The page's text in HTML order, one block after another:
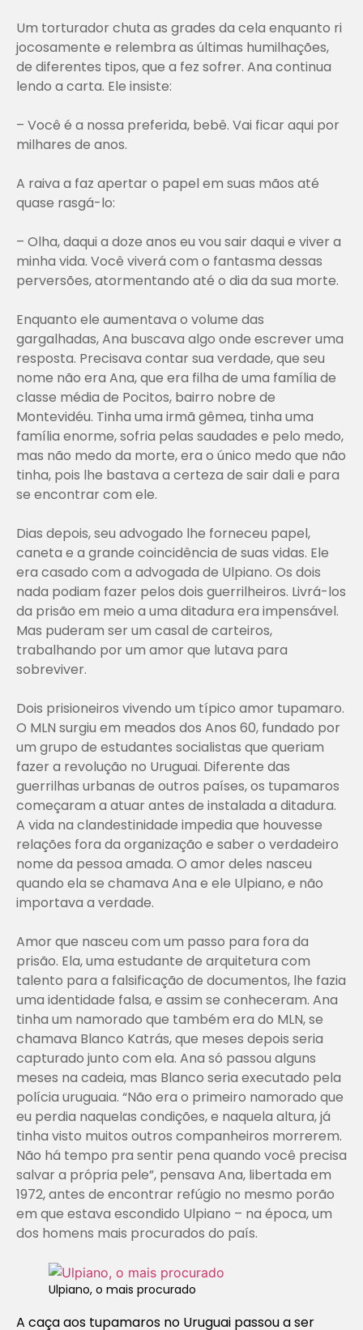
Um torturador chuta as grades da cela enquanto ri
jocosamente e relembra as últimas humilhações,
de diferentes tipos, que a fez sofrer. Ana continua
lendo a carta. Ele insiste:
– Você é a nossa preferida, bebê. Vai ficar aqui por
milhares de anos.
A raiva a faz apertar o papel em suas mãos até
quase rasgá-lo:
– Olha, daqui a doze anos eu vou sair daqui e viver a
minha vida. Você viverá com o fantasma dessas
perversões, atormentando até o dia da sua morte.
Enquanto ele aumentava o volume das
gargalhadas, Ana buscava algo onde escrever uma
resposta. Precisava contar sua verdade, que seu
nome não era Ana, que era filha de uma família de
classe média de Pocitos, bairro nobre de
Montevidéu. Tinha uma irmã gêmea, tinha uma
família enorme, sofria pelas saudades e pelo medo,
mas não medo da morte, era o único medo que não
tinha, pois lhe bastava a certeza de sair dali e para
se encontrar com ele.
Dias depois, seu advogado lhe forneceu papel,
caneta e a grande coincidência de suas vidas. Ele
era casado com a advogada de Ulpiano. Os dois
nada podiam fazer pelos dois guerrilheiros. Livrá-los
da prisão em meio a uma ditadura era impensável.
Mas puderam ser um casal de carteiros,
trabalhando por um amor que lutava para
sobreviver.
Dois prisioneiros vivendo um típico amor tupamaro.
O MLN surgiu em meados dos Anos 60, fundado por
um grupo de estudantes socialistas que queriam
fazer a revolução no Uruguai. Diferente das
guerrilhas urbanas de outros países, os tupamaros
começaram a atuar antes de instalada a ditadura.
A vida na clandestinidade impedia que houvesse
relações fora da organização e saber o verdadeiro
nome da pessoa amada. O amor deles nasceu
quando ela se chamava Ana e ele Ulpiano, e não
importava a verdade.
Amor que nasceu com um passo para fora da
prisão. Ela, uma estudante de arquitetura com
talento para a falsificação de documentos, lhe fazia
uma identidade falsa, e assim se conheceram. Ana
tinha um namorado que também era do MLN, se
chamava Blanco Katrás, que meses depois seria
capturado junto com ela. Ana só passou alguns
meses na cadeia, mas Blanco seria executado pela
polícia uruguaia. “Não era o primeiro namorado que
eu perdia naquelas condições, e naquela altura, já
tinha visto muitos outros companheiros morrerem.
Não há tempo pra sentir pena quando você precisa
salvar a própria pele”, pensava Ana, libertada em
1972, antes de encontrar refúgio no mesmo porão
em que estava escondido Ulpiano – na época, um
dos homens mais procurados do país.
Ulpiano, o mais procurado
A caça aos tupamaros no Uruguai passou a ser